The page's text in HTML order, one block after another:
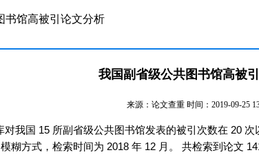
书馆高被引论文分析
我国副省级公共图书馆高被
来源：论文查重 时间：2019-09-25
我国 15 所副省级公共图书馆发表的被引次数在 20
模糊方式，检索时间为 2018 年 12 月。 共检索到论文